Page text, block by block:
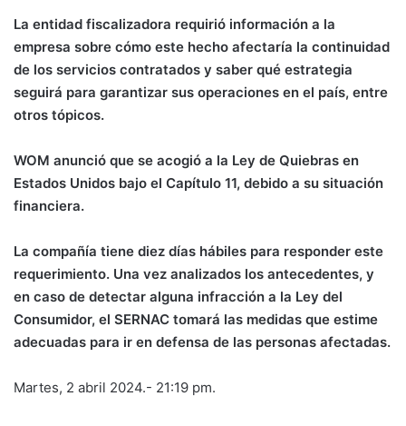
La entidad fiscalizadora requirió información a la
empresa sobre cómo este hecho afectaría la continuidad
de los servicios contratados y saber qué estrategia
seguirá para garantizar sus operaciones en el país, entre
otros tópicos.
WOM anunció que se acogió a la Ley de Quiebras en
Estados Unidos bajo el Capítulo 11, debido a su situación
financiera.
La compañía tiene diez días hábiles para responder este
requerimiento. Una vez analizados los antecedentes, y
en caso de detectar alguna infracción a la Ley del
Consumidor, el SERNAC tomará las medidas que estime
adecuadas para ir en defensa de las personas afectadas.
Martes, 2 abril 2024.- 21:19 pm.